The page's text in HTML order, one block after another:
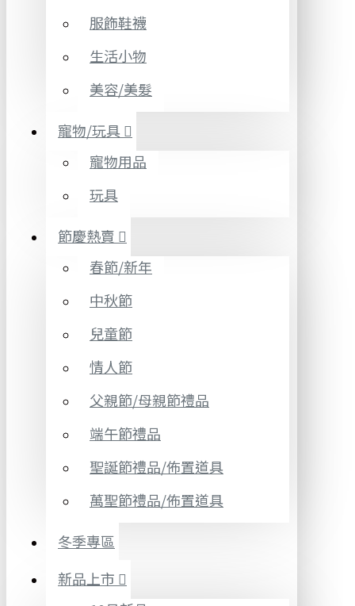
服飾鞋襪
生活小物
美容/美髮
寵物/玩具
寵物用品
玩具
節慶熱賣
春節/新年
中秋節
兒童節
情人節
父親節/母親節禮品
端午節禮品
聖誕節禮品/佈置道具
萬聖節禮品/佈置道具
冬季專區
新品上市